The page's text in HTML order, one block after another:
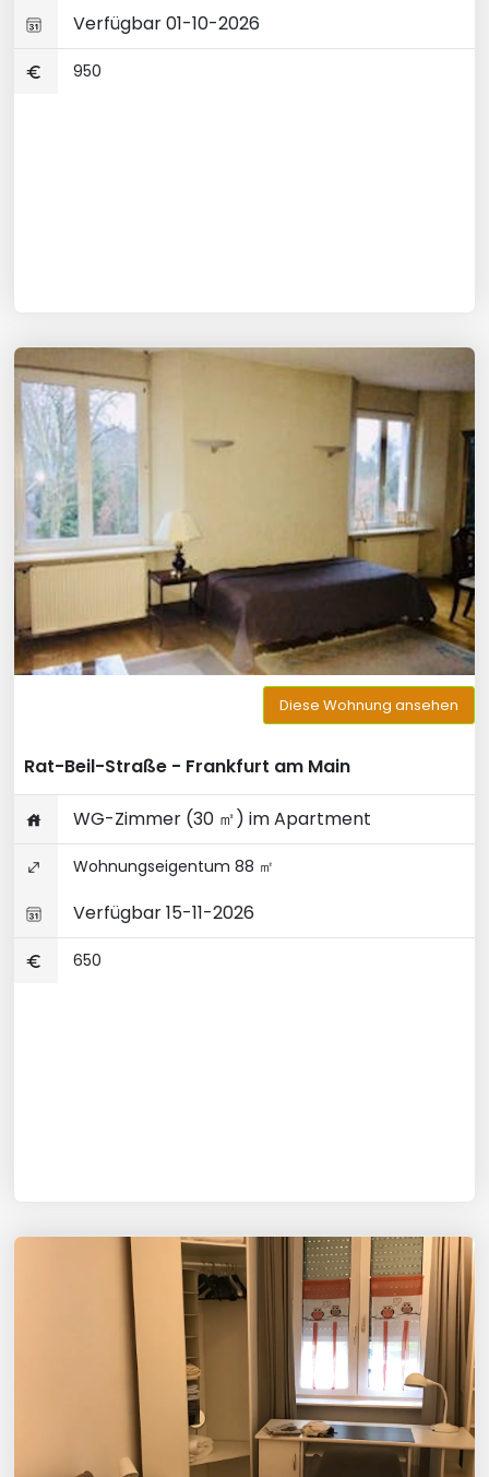
Verfügbar 01-10-2026
950
Diese Wohnung ansehen
Rat-Beil-Straße - Frankfurt am Main
WG-Zimmer (30 ㎡) im Apartment
Wohnungseigentum 88 ㎡
Verfügbar 15-11-2026
650